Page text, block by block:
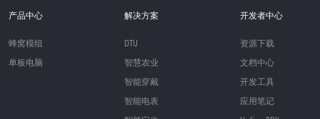
产品中心
蜂窝模组
单板电脑
解决方案
DTU
智慧农业
智能穿戴
智能电表
开发者中心
资源下载
文档中心
开发工具
应用笔记